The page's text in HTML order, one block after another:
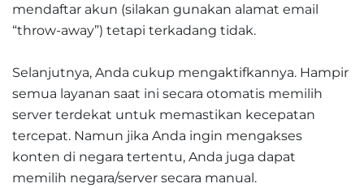
mendaftar akun (silakan gunakan alamat email
“throw-away”) tetapi terkadang tidak.
Selanjutnya, Anda cukup mengaktifkannya. Hampir
semua layanan saat ini secara otomatis memilih
server terdekat untuk memastikan kecepatan
tercepat. Namun jika Anda ingin mengakses
konten di negara tertentu, Anda juga dapat
memilih negara/server secara manual.